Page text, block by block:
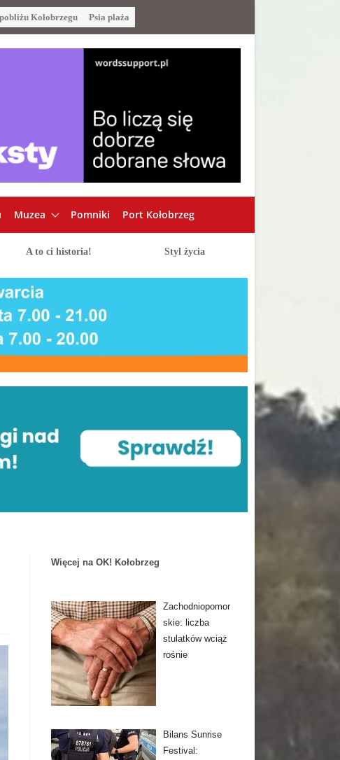
Kołobrzegu Psia plaża
Muzea Pomniki Port Kołobrzeg
A to ci historia! Styl życia
Więcej na OK! Kołobrzeg
Zachodniopomor
skie: liczba
stulatków wciąż
rośnie
Bilans Sunrise
Festival: